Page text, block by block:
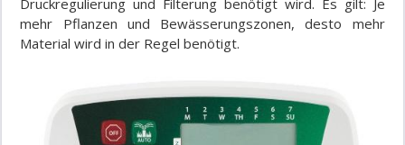
mehr Pflanzen und Bewässerungszonen, desto mehr
Material wird in der Regel benötigt.